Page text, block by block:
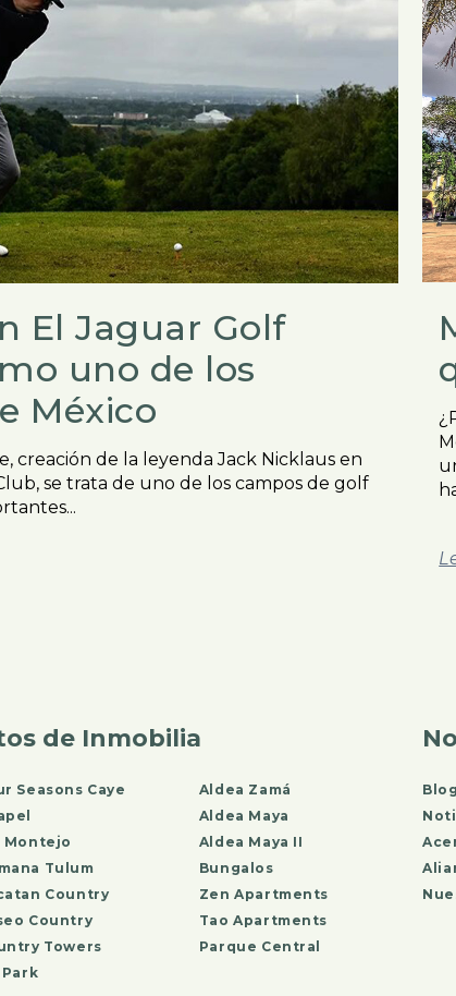
El Jaguar Golf
uno de los
México
creación de la leyenda Jack Nicklaus en
se trata de uno de los campos de golf
de Inmobilia
Seasons Caye
Montejo
Tulum
Country
Country
Towers
Park
Aldea Zamá
Aldea Maya
Aldea Maya II
Bungalos
Zen Apartments
Tao Apartments
Parque Central
Blog